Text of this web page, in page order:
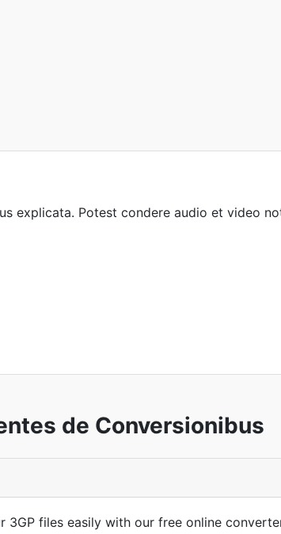
explicata. Potest condere audio et video
de Conversionibus
files easily with our free online